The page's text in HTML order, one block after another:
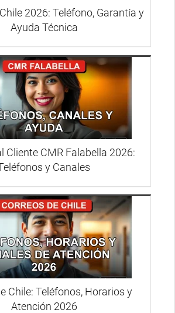
2026: Teléfono, Garantía y
Ayuda Técnica
Cliente CMR Falabella 2026:
y Canales
Chile: Teléfonos, Horarios y
Atención 2026